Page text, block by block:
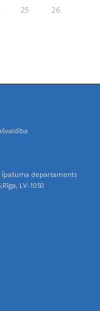
25
26
Īpašuma departaments
LV-1050